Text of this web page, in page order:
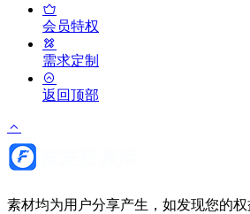
会员特权
需求定制
返回顶部
素材均为用户分享产生，如发现您的